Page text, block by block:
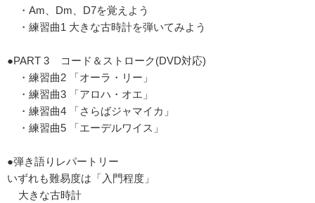
・Am、Dm、D7を覚えよう
・練習曲1 大きな古時計を弾いてみよう
●PART 3 コード＆ストローク(DVD対応)
・練習曲2 「オーラ・リー」
・練習曲3 「アロハ・オエ」
・練習曲4 「さらばジャマイカ」
・練習曲5 「エーデルワイス」
●弾き語りレパートリー
いずれも難易度は「入門程度」
大きな古時計